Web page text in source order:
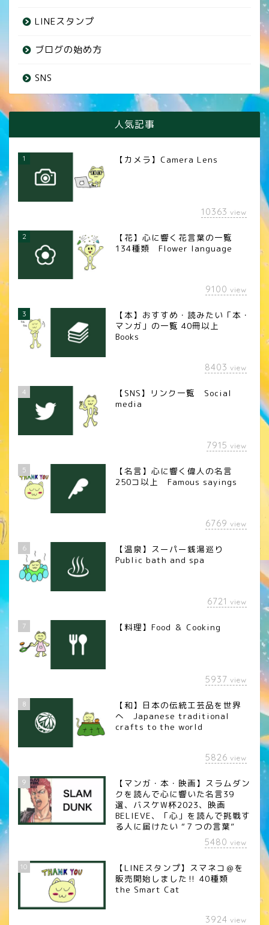
LINEスタンプ
ブログの始め方
SNS
人気記事
1 【カメラ】Camera Lens
10363 view
2
【花】心に響く花言葉の一覧
134種類 Flower language
9100 view
3
【本】おすすめ・読みたい「本・
マンガ」の一覧 40冊以上
Books
8403 view
4
【SNS】リンク一覧 Social
media
7915 view
5
【名言】心に響く偉人の名言
250コ以上 Famous sayings
6769 view
6
【温泉】スーパー銭湯巡り
Public bath and spa
6721 view
7 【料理】Food ＆ Cooking
5937 view
8
【和】日本の伝統工芸品を世界
へ Japanese traditional
crafts to the world
5826 view
9
【マンガ・本・映画】スラムダン
クを読んで心に響いた名言39
選、バスケW杯2023、映画
BELIEVE、「心」を読んで挑戦す
る人に届けたい “７つの言葉”
5480 view
10
【LINEスタンプ】スマネコ＠を
販売開始しました‼︎ 40種類
the Smart Cat
3924 view